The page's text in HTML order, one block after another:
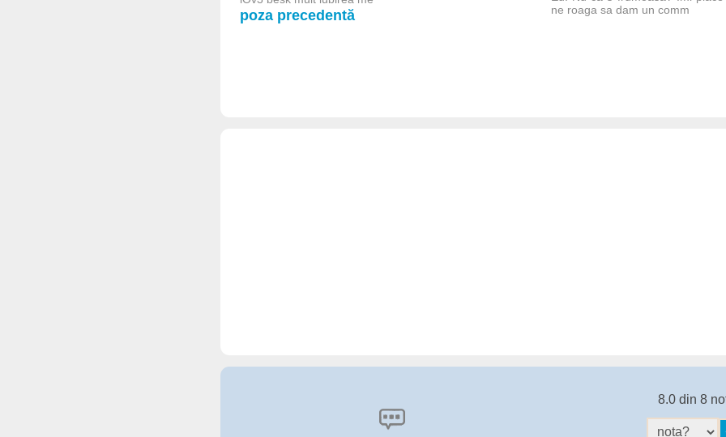
poza precedentă
ne roaga sa dam un comm
8.0 din 8